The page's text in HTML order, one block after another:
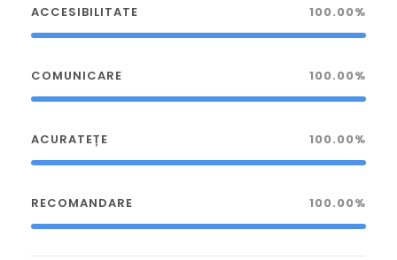
ACCESIBILITATE 100.00%
COMUNICARE 100.00%
ACURATEȚE 100.00%
RECOMANDARE 100.00%